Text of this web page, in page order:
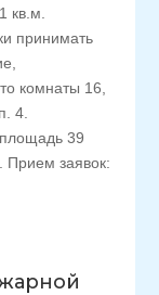
кв.м.
принимать
комнаты 16,
4.
39
Прием заявок: